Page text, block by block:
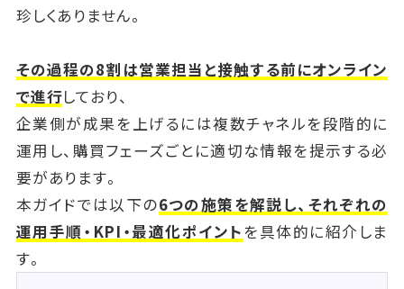
珍しくありません。
その過程の8割は営業担当と接触する前にオンライン
で進行しており、
企業側が成果を上げるには複数チャネルを段階的に
運用し、購買フェーズごとに適切な情報を提示する必
要があります。
本ガイドでは以下の6つの施策を解説し、それぞれの
運用手順・KPI・最適化ポイントを具体的に紹介しま
す。